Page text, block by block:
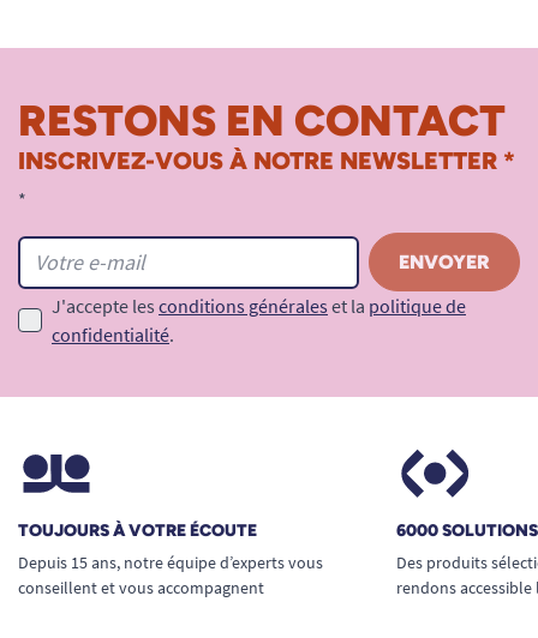
RESTONS EN CONTACT
INSCRIVEZ-VOUS À NOTRE NEWSLETTER *
*
J'accepte les conditions générales et la politique de
confidentialité.
TOUJOURS À VOTRE ÉCOUTE
Depuis 15 ans, notre équipe d’experts vous
conseillent et vous accompagnent
6000
Des produits
rendons